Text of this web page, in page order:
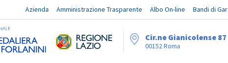
Azienda Amministrazione Trasparente Albo On-line Bandi di
Cir.ne Gianicolense 87
00152 Roma